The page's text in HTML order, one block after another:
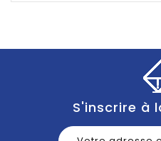
S'inscrire à